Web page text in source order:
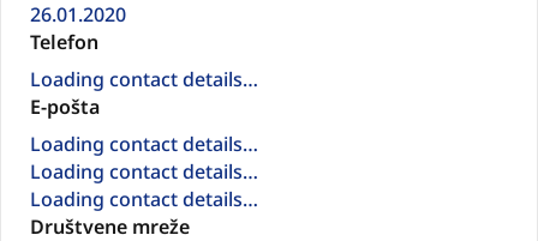
26.01.2020
Telefon
Loading contact details…
E-pošta
Loading contact details…
Loading contact details…
Loading contact details…
Društvene mreže